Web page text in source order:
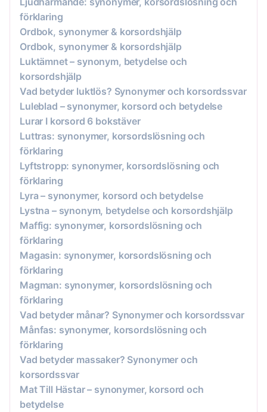
förklaring
Ordbok, synonymer & korsordshjälp
Ordbok, synonymer & korsordshjälp
Luktämnet – synonym, betydelse och
korsordshjälp
Vad betyder luktlös? Synonymer och korsordssvar
Luleblad – synonymer, korsord och betydelse
Lurar I korsord 6 bokstäver
Luttras: synonymer, korsordslösning och
förklaring
Lyftstropp: synonymer, korsordslösning och
förklaring
Lyra – synonymer, korsord och betydelse
Lystna – synonym, betydelse och korsordshjälp
Maffig: synonymer, korsordslösning och
förklaring
Magasin: synonymer, korsordslösning och
förklaring
Magman: synonymer, korsordslösning och
förklaring
Vad betyder månar? Synonymer och korsordssvar
Månfas: synonymer, korsordslösning och
förklaring
Vad betyder massaker? Synonymer och
korsordssvar
Mat Till Hästar – synonymer, korsord och
betydelse